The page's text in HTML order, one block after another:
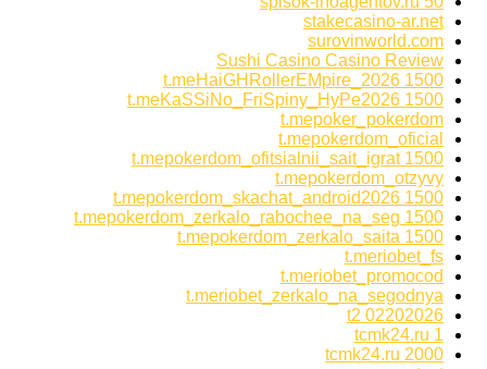
stakecasino-ar.net
surovinworld.com
Sushi Casino Casino Review
t.meHaiGHRollerEMpire_2026 1500
t.meKaSSiNo_FriSpiny_HyPe2026 1500
t.mepoker_pokerdom
t.mepokerdom_oficial
t.mepokerdom_ofitsialnii_sait_igrat 1500
t.mepokerdom_otzyvy
t.mepokerdom_skachat_android2026 1500
t.mepokerdom_zerkalo_rabochee_na_seg 1500
t.mepokerdom_zerkalo_saita 1500
t.meriobet_fs
t.meriobet_promocod
t.meriobet_zerkalo_na_segodnya
t2 02202026
tcmk24.ru 1
tcmk24.ru 2000